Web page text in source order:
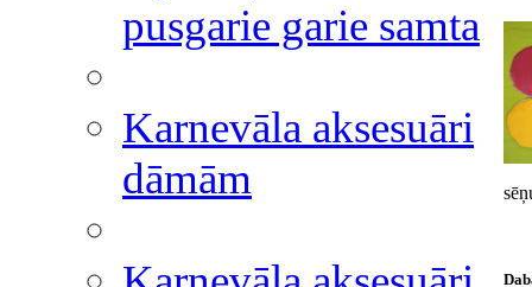
pusgarie garie samta
Karnevāla aksesuāri
dāmām